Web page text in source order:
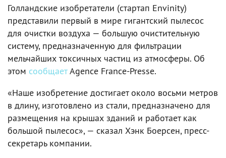
Голландские изобретатели (стартап Envinity)
представили первый в мире гигантский пылесос
для очистки воздуха — большую очистительную
систему, предназначенную для фильтрации
мельчайших токсичных частиц из атмосферы. Об
этом сообщаетAgence France-Presse.
«Наше изобретение достигает около восьми метров
в длину, изготовлено из стали, предназначено для
размещения на крышах зданий и работает как
большой пылесос», — сказал Хэнк Боерсен, пресс-
секретарь компании.